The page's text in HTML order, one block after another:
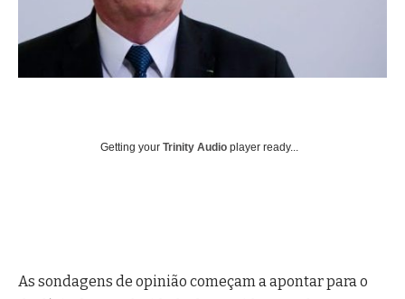
Getting your Trinity Audio player ready...
As sondagens de opinião começam a apontar para o